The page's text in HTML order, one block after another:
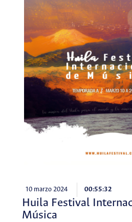
10 marzo 2024 00:55:32
Huila Festival
Música